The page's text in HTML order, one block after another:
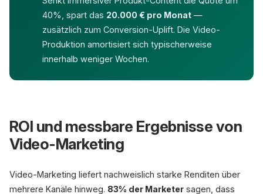
40%, spart das 20.000 € pro Monat —
zusätzlich zum Conversion-Uplift. Die Video-
Produktion amortisiert sich typischerweise
innerhalb weniger Wochen.
ROI und messbare Ergebnisse von
Video-Marketing
Video-Marketing liefert nachweislich starke Renditen über
mehrere Kanäle hinweg. 83% der Marketer sagen, dass